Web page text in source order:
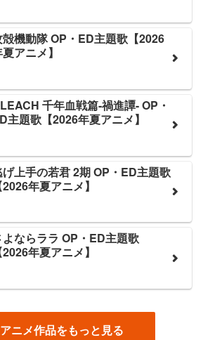
殻機動隊 OP・ED主題歌【2026
アニメ】
千年血戦篇-禍進譚- OP・
主題歌【2026年夏アニメ】
げ上手の若君 2期 OP・ED主題歌
2026年夏アニメ】
よならララ OP・ED主題歌
2026年夏アニメ】
ニメ作品をもっと見る